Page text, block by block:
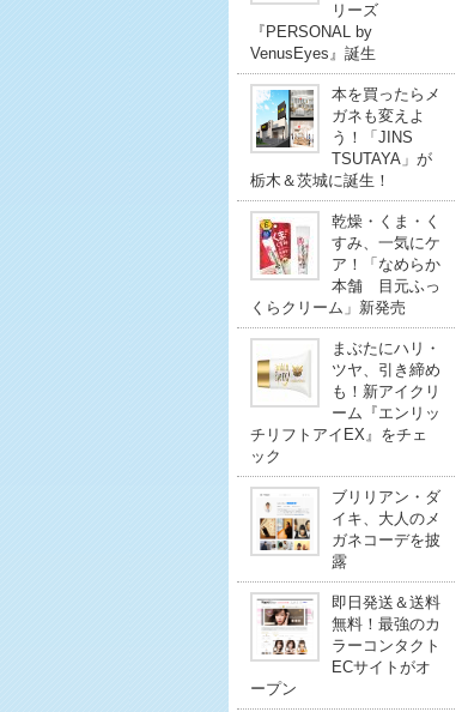
リーズ
『PERSONAL by
VenusEyes』誕生
本を買ったらメ
ガネも変えよ
う！「JINS
TSUTAYA」が
栃木＆茨城に誕生！
乾燥・くま・く
すみ、一気にケ
ア！「なめらか
本舗 目元ふっ
くらクリーム」新発売
まぶたにハリ・
ツヤ、引き締め
も！新アイクリ
ーム『エンリッ
チリフトアイEX』をチェ
ック
ブリリアン・ダ
イキ、大人のメ
ガネコーデを披
露
即日発送＆送料
無料！最強のカ
ラーコンタクト
ECサイトがオ
ープン